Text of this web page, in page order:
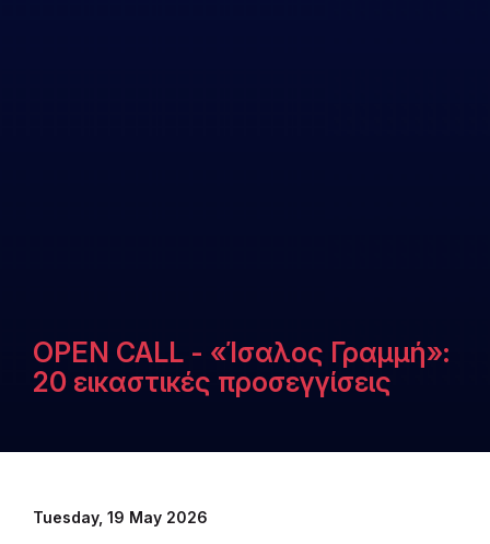
OPEN CALL - «Ίσαλος Γραμμή»:
20 εικαστικές προσεγγίσεις
Tuesday, 19 May 2026